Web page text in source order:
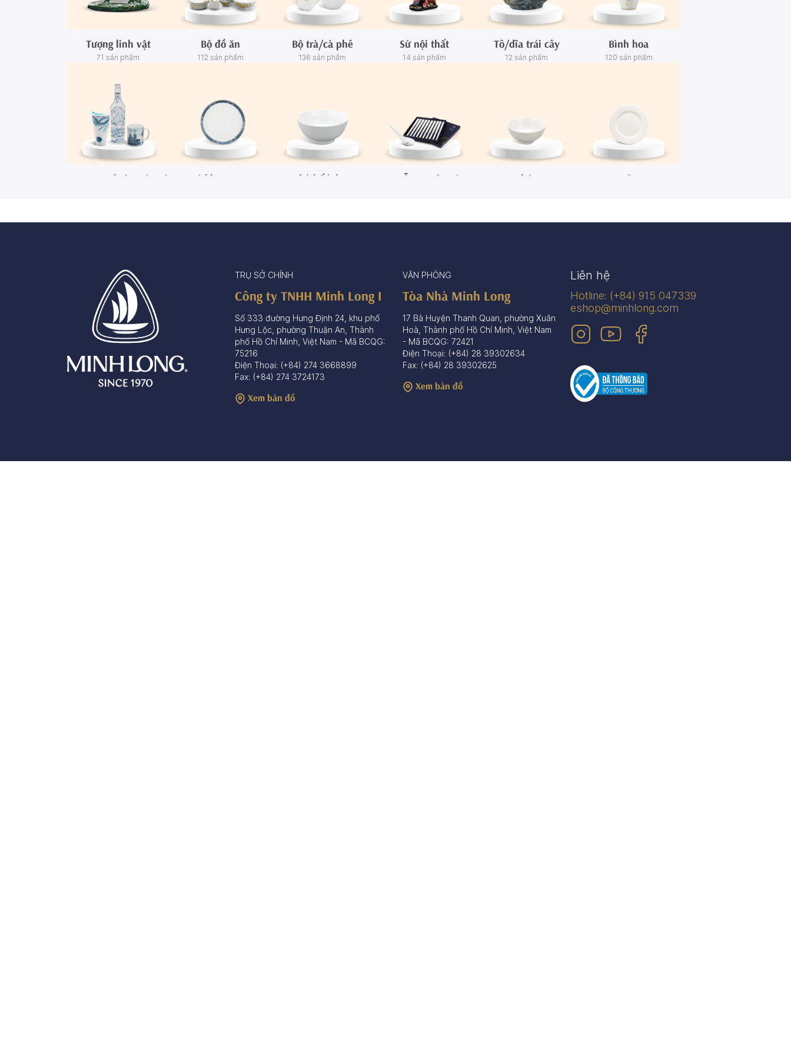
Tượng linh vật
71 sản phẩm
Bộ đồ ăn
112 sản phẩm
Bộ trà/cà phê
136 sản phẩm
Sứ nội thất
14 sản phẩm
Tô/dĩa trái cây
12 sản phẩm
Bình hoa
120 sản phẩm
Ca - Ly - Chai - Hộp sứ Bộ khay rượu Tô/Thố/Khay Muỗng - Đũa sứ Chén Dĩa
TRỤ SỞ CHÍNH
Công ty TNHH Minh Long I
Số 333 đường Hưng Định 24, khu phố
Hưng Lộc, phường Thuận An, Thành
phố Hồ Chí Minh, Việt Nam - Mã BCQG:
75216
Điện Thoại: (+84) 274 3668899
Fax: (+84) 274 3724173
Xem bản đồ
VĂN PHÒNG
Tòa Nhà Minh Long
17 Bà Huyện Thanh Quan, phường Xuân
Hoà, Thành phố Hồ Chí Minh, Việt Nam
- Mã BCQG: 72421
Điện Thoại: (+84) 28 39302634
Fax: (+84) 28 39302625
Xem bản đồ
Liên hệ
Hotline: (+84) 915 047339
eshop@minhlong.com